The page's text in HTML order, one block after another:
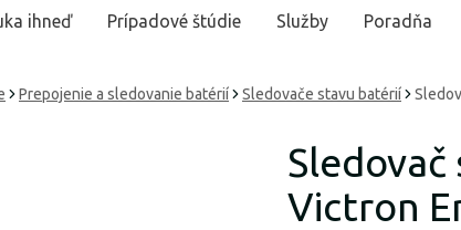
ihneď Prípadové štúdie Služby Poradňa
Prepojenie a sledovanie batérií Sledovače stavu batérií
Victron